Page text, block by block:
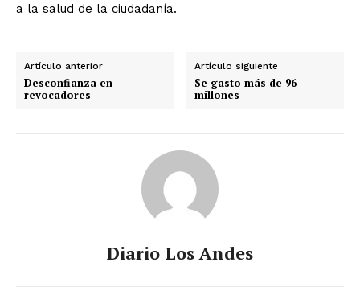
a la salud de la ciudadanía.
Artículo anterior
Desconfianza en
revocadores
Artículo siguiente
Se gasto más de 96
millones
Diario Los Andes